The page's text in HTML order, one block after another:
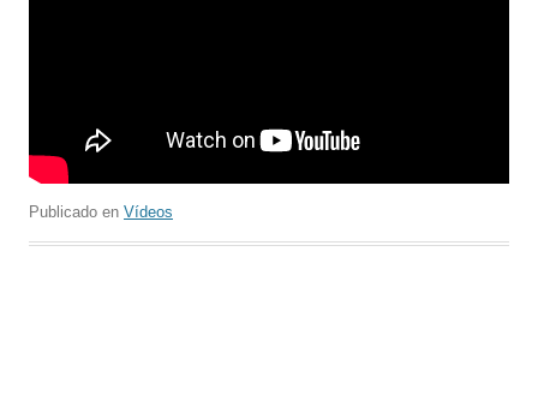
Publicado en Vídeos